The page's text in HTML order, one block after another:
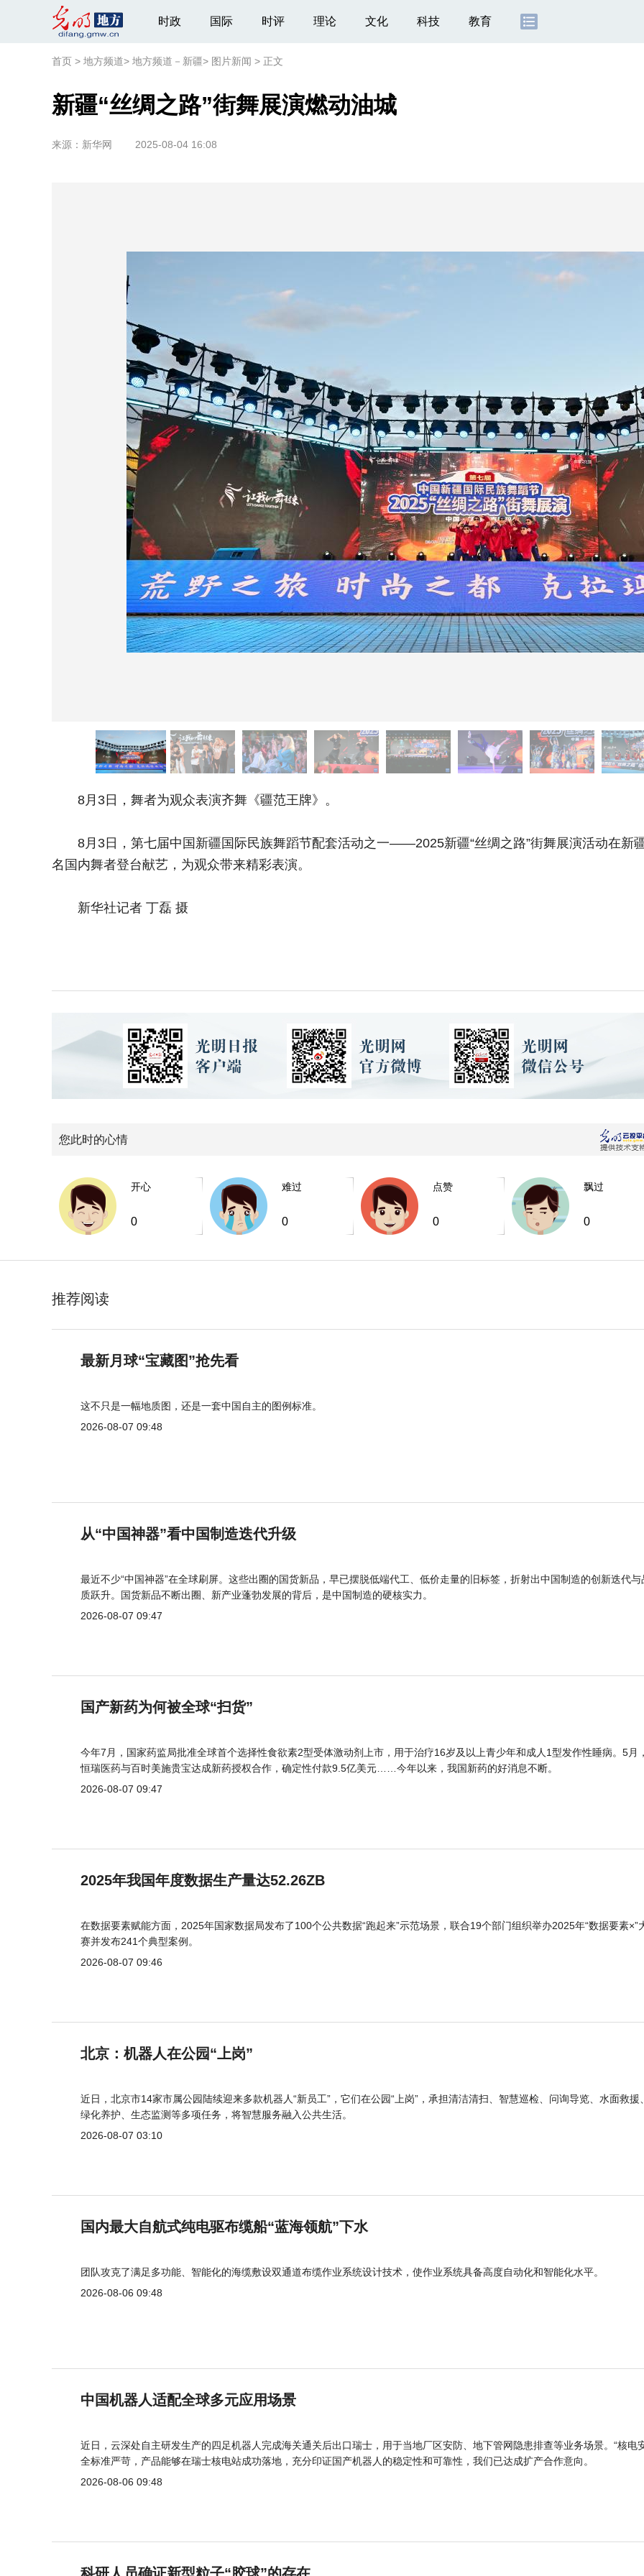
时政 国际 时评 理论 文化 科技 教育
首页 > 地方频道> 地方频道－新疆> 图片新闻 > 正文
新疆“丝绸之路”街舞展演燃动油城
来源： 新华网 2025-08-04 16:08
8月3日，舞者为观众表演齐舞《疆范王牌》。
8月3日，第七届中国新疆国际民族舞蹈节配套活动之一——2025新疆“丝绸之路”街舞展演活动在新
名国内舞者登台献艺，为观众带来精彩表演。
新华社记者 丁磊 摄
您此时的心情
开心
0
难过
0
点赞
0
飘过
0
推荐阅读
最新月球“宝藏图”抢先看
这不只是一幅地质图，还是一套中国自主的图例标准。
2026-08-07 09:48
从“中国神器”看中国制造迭代升级
最近不少“中国神器”在全球刷屏。这些出圈的国货新品，早已摆脱低端代工、低价走量的旧标签，折射出中国制造的创新迭代与
质跃升。国货新品不断出圈、新产业蓬勃发展的背后，是中国制造的硬核实力。
2026-08-07 09:47
国产新药为何被全球“扫货”
今年7月，国家药监局批准全球首个选择性食欲素2型受体激动剂上市，用于治疗16岁及以上青少年和成人1型发作性睡病。5月
恒瑞医药与百时美施贵宝达成新药授权合作，确定性付款9.5亿美元……今年以来，我国新药的好消息不断。
2026-08-07 09:47
2025年我国年度数据生产量达52.26ZB
在数据要素赋能方面，2025年国家数据局发布了100个公共数据“跑起来”示范场景，联合19个部门组织举办2025年“数据要素×”
赛并发布241个典型案例。
2026-08-07 09:46
北京：机器人在公园“上岗”
近日，北京市14家市属公园陆续迎来多款机器人“新员工”，它们在公园“上岗”，承担清洁清扫、智慧巡检、问询导览、水面救援
绿化养护、生态监测等多项任务，将智慧服务融入公共生活。
2026-08-07 03:10
国内最大自航式纯电驱布缆船“蓝海领航”下水
团队攻克了满足多功能、智能化的海缆敷设双通道布缆作业系统设计技术，使作业系统具备高度自动化和智能化水平。
2026-08-06 09:48
中国机器人适配全球多元应用场景
近日，云深处自主研发生产的四足机器人完成海关通关后出口瑞士，用于当地厂区安防、地下管网隐患排查等业务场景。“核电
全标准严苛，产品能够在瑞士核电站成功落地，充分印证国产机器人的稳定性和可靠性，我们已达成扩产合作意向。
2026-08-06 09:48